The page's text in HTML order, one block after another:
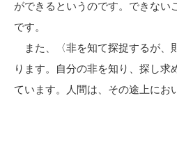
ができるというのです。できない
です。
また、〈非を知て探捉するが、
ります。自分の非を知り、探し求
ています。人間は、その途上にお